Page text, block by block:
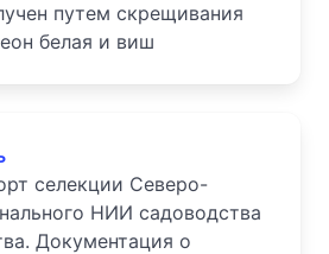
путем скрещивания
белая и виш
селекции Северо-
НИИ садоводства
Документация о